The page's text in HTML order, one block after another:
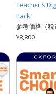
Teacher's
Pack
参考価格（税
¥8,800